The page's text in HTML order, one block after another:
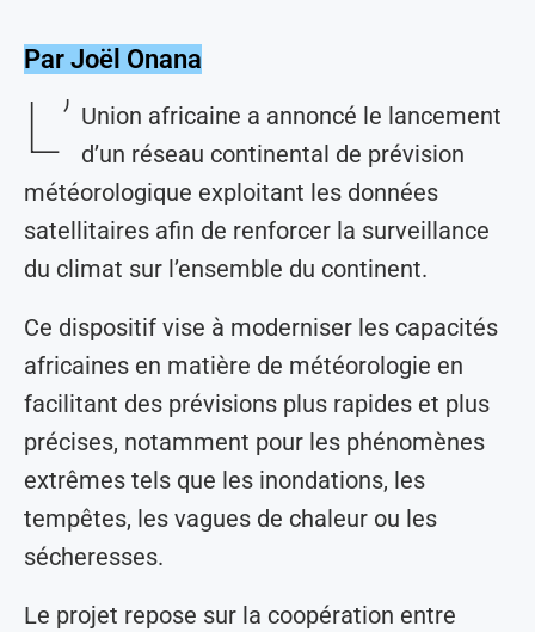
Par Joël Onana
L’ Union africaine a annoncé le lancement
d’un réseau continental de prévision
météorologique exploitant les données
satellitaires afin de renforcer la surveillance
du climat sur l’ensemble du continent.
Ce dispositif vise à moderniser les capacités
africaines en matière de météorologie en
facilitant des prévisions plus rapides et plus
précises, notamment pour les phénomènes
extrêmes tels que les inondations, les
tempêtes, les vagues de chaleur ou les
sécheresses.
Le projet repose sur la coopération entre